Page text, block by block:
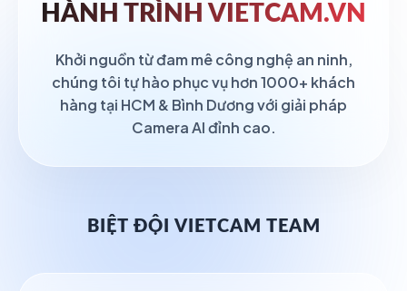
HÀNH TRÌNH VIETCAM.VN
Khởi nguồn từ đam mê công nghệ an ninh,
chúng tôi tự hào phục vụ hơn 1000+ khách
hàng tại HCM & Bình Dương với giải pháp
Camera AI đỉnh cao.
BIỆT ĐỘI VIETCAM TEAM